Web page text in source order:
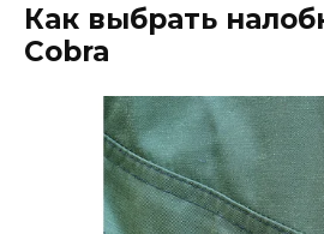
Как выбрать
Cobra